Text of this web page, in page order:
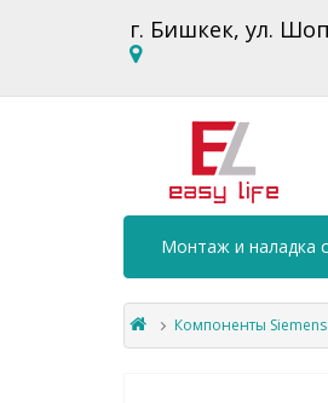
г. Бишкек, ул.
Монтаж и наладка
Компоненты Siemens